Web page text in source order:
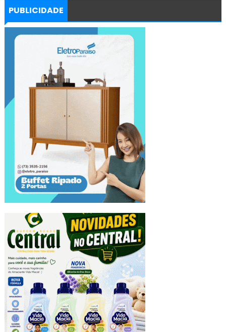
PUBLICIDADE